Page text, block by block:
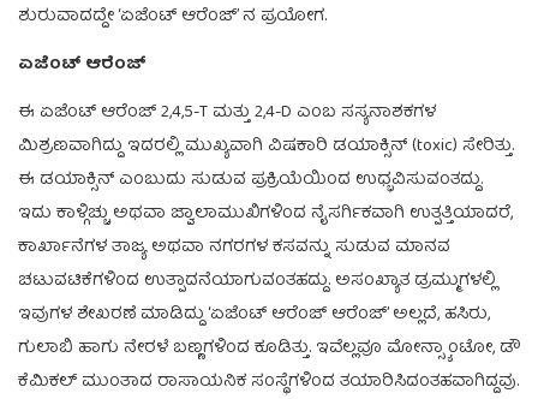
ಶುರುವಾದದ್ದೇ ‘ಏಜೆಂಟ್ ಆರೆಂಜ್’ ನ ಪ್ರಯೋಗ.
ಏಜೆಂಟ್ ಆರೆಂಜ್
ಈ ಏಜೆಂಟ್ ಆರೆಂಜ್ 2,4,5-T ಮತ್ತು 2,4-D ಎಂಬ ಸಸ್ಯನಾಶಕಗಳ
ಮಿಶ್ರಣವಾಗಿದ್ದು ಇದರಲ್ಲಿ ಮುಖ್ಯವಾಗಿ ವಿಷಕಾರಿ ಡಯಾಕ್ಸಿನ್ (toxic) ಸೇರಿತ್ತು.
ಈ ಡಯಾಕ್ಸಿನ್ ಎಂಬುದು ಸುಡುವ ಪ್ರಕ್ರಿಯೆಯಿಂದ ಉಧ್ಭವಿಸುವಂತದ್ದು.
ಇದು ಕಾಳ್ಗಿಚ್ಚು ಅಥವಾ ಜ್ವಾಲಾಮುಖಿಗಳಿಂದ ನೈಸರ್ಗಿಕವಾಗಿ ಉತ್ಪತ್ತಿಯಾದರೆ,
ಕಾರ್ಖಾನೆಗಳ ತಾಜ್ಯ ಅಥವಾ ನಗರಗಳ ಕಸವನ್ನು ಸುಡುವ ಮಾನವ
ಚಟುವಟಿಕೆಗಳಿಂದ ಉತ್ಪಾದನೆಯಾಗುವಂತಹದ್ದು. ಅಸಂಖ್ಯಾತ ಡ್ರಮ್ಮುಗಳಲ್ಲಿ
ಇವುಗಳ ಶೇಖರಣೆ ಮಾಡಿದ್ದು ‘ಏಜೆಂಟ್ ಆರೆಂಜ್ ಆರೆಂಜ್’ ಅಲ್ಲದೆ, ಹಸಿರು,
ಗುಲಾಬಿ ಹಾಗು ನೇರಳೆ ಬಣ್ಣಗಳಿಂದ ಕೂಡಿತ್ತು. ಇವೆಲ್ಲವೂ ಮೋನ್ಸ್ಯಾಂಟೋ, ಡೌ
ಕೆಮಿಕಲ್ ಮುಂತಾದ ರಾಸಾಯನಿಕ ಸಂಸ್ಥೆಗಳಿಂದ ತಯಾರಿಸಿದಂತಹವಾಗಿದ್ದವು.